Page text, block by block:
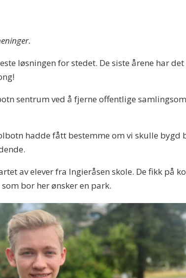
løsningen for stedet. De siste årene har
sentrum ved å fjerne offentlige
hadde fått bestemme om vi skulle
av elever fra Ingieråsen skole. De fikk på
bor her ønsker en park.